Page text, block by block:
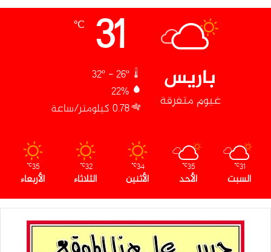
باريس
غيوم متفرقة
31
℃
32º - 26º
22%
0.78 كيلومتر/ساعة
31
℃
السبت
35
℃
الأحد
34
℃
الأثنين
32
℃
الثلاثاء
35
℃
الأربعاء